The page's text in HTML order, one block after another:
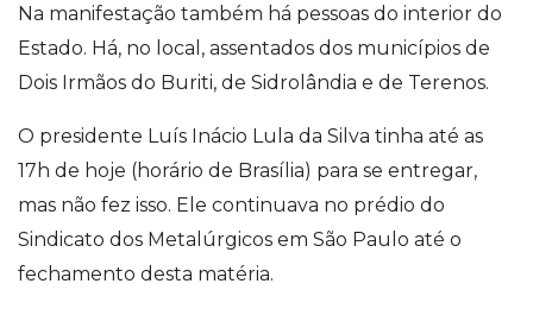
Na manifestação também há pessoas do interior do
Estado. Há, no local, assentados dos municípios de
Dois Irmãos do Buriti, de Sidrolândia e de Terenos.
O presidente Luís Inácio Lula da Silva tinha até as
17h de hoje (horário de Brasília) para se entregar,
mas não fez isso. Ele continuava no prédio do
Sindicato dos Metalúrgicos em São Paulo até o
fechamento desta matéria.